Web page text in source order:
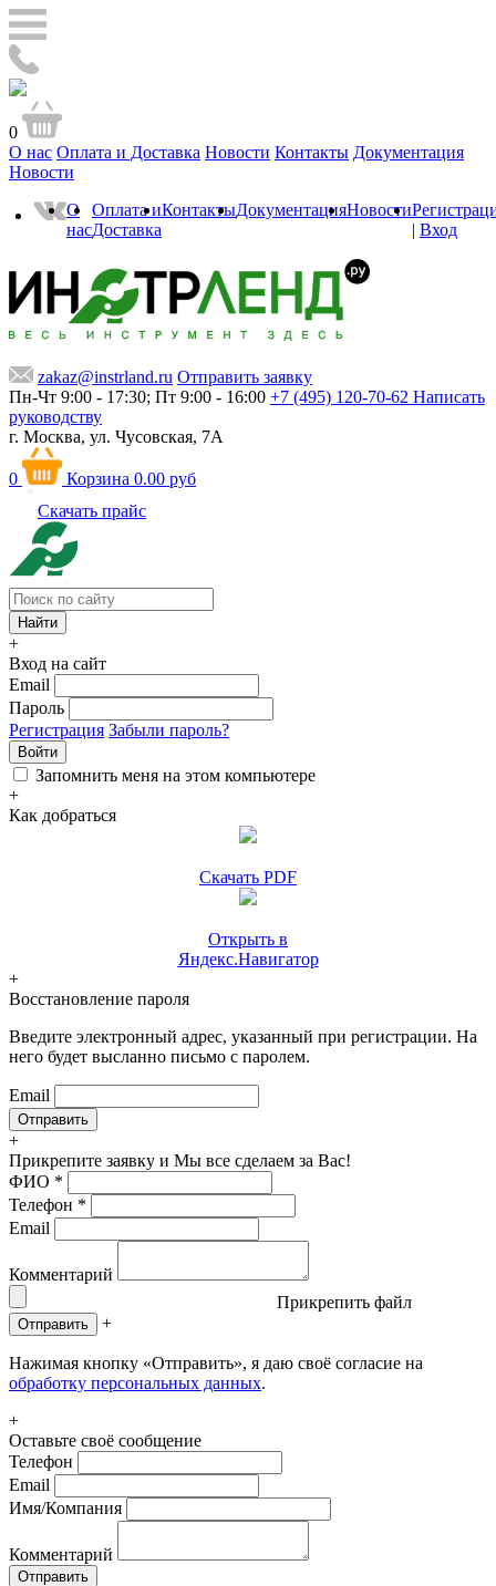
0
О нас Оплата и Доставка Новости Контакты Документация
Новости
О
нас
Оплата и
Доставка
КонтактыДокументацияНовости
| Вход
zakaz@instrland.ru Отправить заявку
Пн-Чт 9:00 - 17:30; Пт 9:00 - 16:00 +7 (495) 120-70-62 Написать
руководству
г. Москва, ул. Чусовская, 7А
0 Корзина 0.00 руб
Скачать прайс
+
Вход на сайт
Email
Пароль
Регистрация Забыли пароль?
Войти
Запомнить меня на этом компьютере
+
Как добраться
Скачать PDF
Открыть в
Яндекс.Навигатор
+
Восстановление пароля
Введите электронный адрес, указанный при регистрации. На
него будет высланно письмо с паролем.
Email
+
Прикрепите заявку и Мы все сделаем за Вас!
ФИО *
Телефон *
Email
Комментарий
Прикрепить файл
Отправить +
Нажимая кнопку «Отправить», я даю своё согласие на
обработку персональных данных.
+
Оставьте своё сообщение
Телефон
Email
Имя/Компания
Комментарий
Отправить